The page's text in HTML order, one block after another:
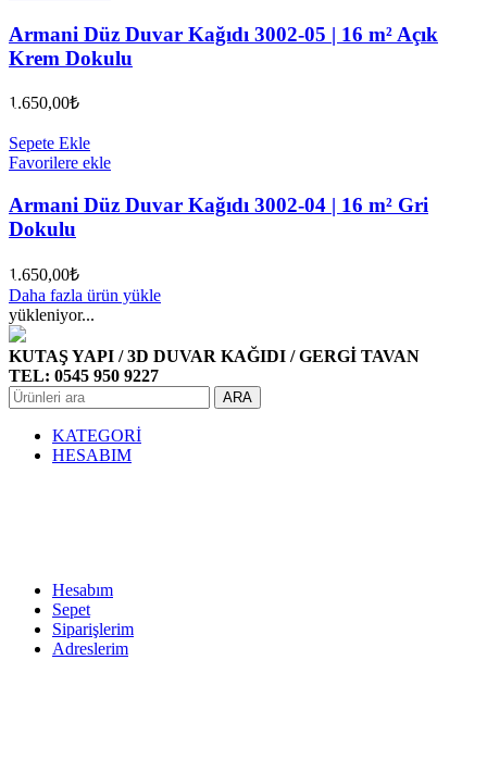
Armani Düz Duvar Kağıdı 3002-05 | 16 m² Açık
Krem Dokulu
1.650,00₺
Sepete Ekle
Favorilere ekle
Armani Düz Duvar Kağıdı 3002-04 | 16 m² Gri
Dokulu
1.650,00₺
Daha fazla ürün yükle
yükleniyor...
KUTAŞ YAPI / 3D DUVAR KAĞIDI / GERGİ TAVAN
TEL: 0545 950 9227
ARA
KATEGORİ
HESABIM
Hesabım
Sepet
Siparişlerim
Adreslerim